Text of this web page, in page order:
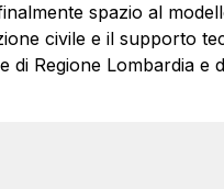
spazio al
civile e il supporto
di Regione Lombardia e